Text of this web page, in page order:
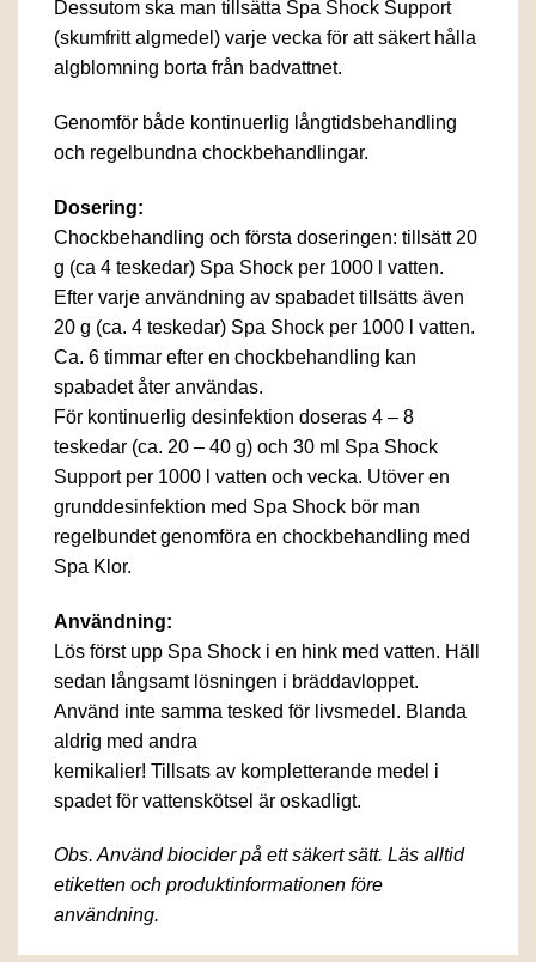
Dessutom ska man tillsätta Spa Shock Support
(skumfritt algmedel) varje vecka för att säkert hålla
algblomning borta från badvattnet.
Genomför både kontinuerlig långtidsbehandling
och regelbundna chockbehandlingar.
Dosering:
Chockbehandling och första doseringen: tillsätt 20
g (ca 4 teskedar) Spa Shock per 1000 l vatten.
Efter varje användning av spabadet tillsätts även
20 g (ca. 4 teskedar) Spa Shock per 1000 l vatten.
Ca. 6 timmar efter en chockbehandling kan
spabadet åter användas.
För kontinuerlig desinfektion doseras 4 – 8
teskedar (ca. 20 – 40 g) och 30 ml Spa Shock
Support per 1000 l vatten och vecka. Utöver en
grunddesinfektion med Spa Shock bör man
regelbundet genomföra en chockbehandling med
Spa Klor.
Användning:
Lös först upp Spa Shock i en hink med vatten. Häll
sedan långsamt lösningen i bräddavloppet.
Använd inte samma tesked för livsmedel. Blanda
aldrig med andra
kemikalier! Tillsats av kompletterande medel i
spadet för vattenskötsel är oskadligt.
Obs. Använd biocider på ett säkert sätt. Läs alltid
etiketten och produktinformationen före
användning.